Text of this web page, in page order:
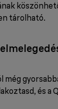
tárolható.
még
és a